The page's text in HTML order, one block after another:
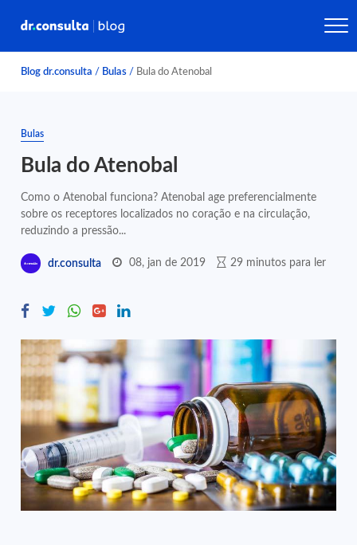
Blog dr.consulta / Bulas / Bula do Atenobal
Bulas
Bula do Atenobal
Como o Atenobal funciona? Atenobal age preferencialmente
sobre os receptores localizados no coração e na circulação,
reduzindo a pressão...
dr.consulta 08, jan de 2019 29 minutos para ler